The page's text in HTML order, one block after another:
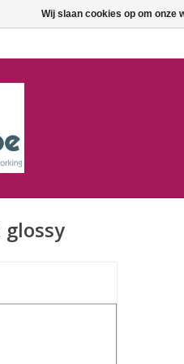
glossy
Wij slaan cookies op om onze